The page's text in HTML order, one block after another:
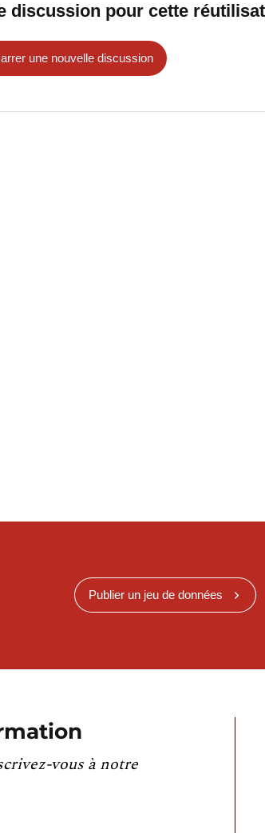
discussion pour cette
une nouvelle discussion
Publier un jeu de données
vous à notre